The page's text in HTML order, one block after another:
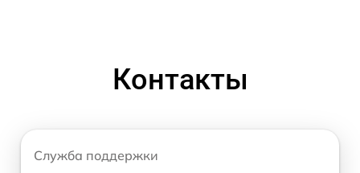
Контакты
Служба поддержки